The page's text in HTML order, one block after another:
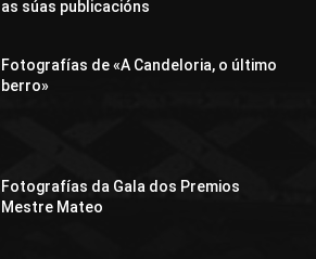
as súas publicacións
Fotografías de «A Candeloria, o último
berro»
Fotografías da Gala dos Premios
Mestre Mateo